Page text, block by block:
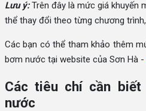
Lưu ý:Trên đây là mức giá khuyến
thể thay đổi theo từng chương
Các bạn có thể tham khảo thêm
bơm nước tại website của Sơn Hà -
Các tiêu chí cần biết
nước